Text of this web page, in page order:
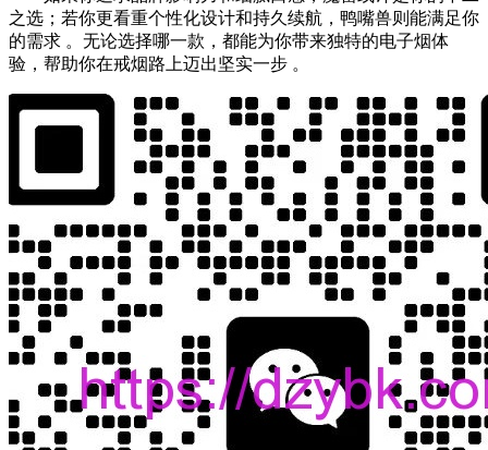
之选；若你更看重个性化设计和持久续航，鸭嘴兽则能满足你
的需求 。无论选择哪一款，都能为你带来独特的电子烟体
验，帮助你在戒烟路上迈出坚实一步 。